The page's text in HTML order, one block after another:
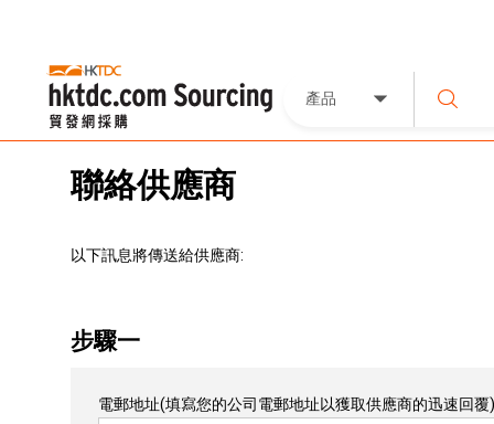
產品
聯絡供應商
以下訊息將傳送給供應商:
步驟一
電郵地址(填寫您的公司電郵地址以獲取供應商的迅速回覆)